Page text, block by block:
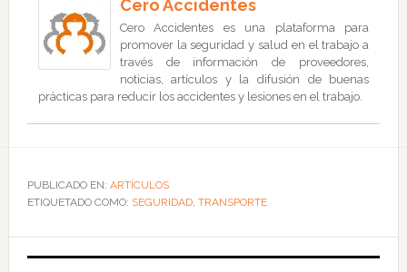
Cero Accidentes
Cero Accidentes es una plataforma para
promover la seguridad y salud en el trabajo a
través de información de proveedores,
noticias, artículos y la difusión de buenas
prácticas para reducir los accidentes y lesiones en el trabajo.
PUBLICADO EN: ARTÍCULOS
ETIQUETADO COMO: SEGURIDAD, TRANSPORTE